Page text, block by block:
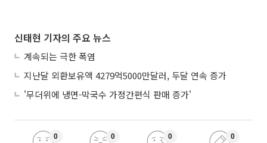
신태현 기자의 주요 뉴스
계속되는 극한 폭염
지난달 외환보유액 4279억5000만달러, 두달 연속 증가
'무더위에 냉면-막국수 가정간편식 판매 증가'
0 0 0 0